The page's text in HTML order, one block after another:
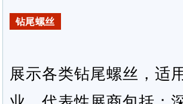
钻尾螺丝
展示各类钻尾螺丝，适